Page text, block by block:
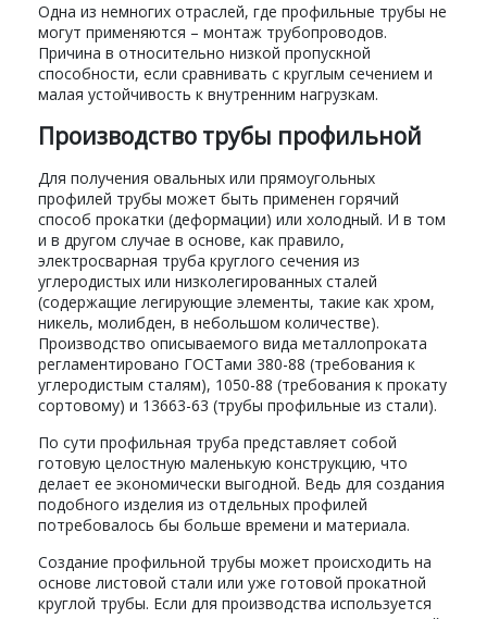
Одна из немногих отраслей, где профильные трубы не
могут применяются – монтаж трубопроводов.
Причина в относительно низкой пропускной
способности, если сравнивать с круглым сечением и
малая устойчивость к внутренним нагрузкам.
Производство трубы профильной
Для получения овальных или прямоугольных
профилей трубы может быть применен горячий
способ прокатки (деформации) или холодный. И в том
и в другом случае в основе, как правило,
электросварная труба круглого сечения из
углеродистых или низколегированных сталей
(содержащие легирующие элементы, такие как хром,
никель, молибден, в небольшом количестве).
Производство описываемого вида металлопроката
регламентировано ГОСТами 380-88 (требования к
углеродистым сталям), 1050-88 (требования к прокату
сортовому) и 13663-63 (трубы профильные из стали).
По сути профильная труба представляет собой
готовую целостную маленькую конструкцию, что
делает ее экономически выгодной. Ведь для создания
подобного изделия из отдельных профилей
потребовалось бы больше времени и материала.
Создание профильной трубы может происходить на
основе листовой стали или уже готовой прокатной
круглой трубы. Если для производства используется